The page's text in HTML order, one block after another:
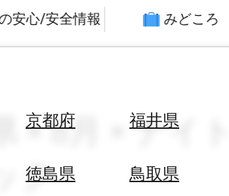
安心/安全情報 みどころ
京都府 福井県
徳島県 鳥取県
× 8月 × ナイ
ク